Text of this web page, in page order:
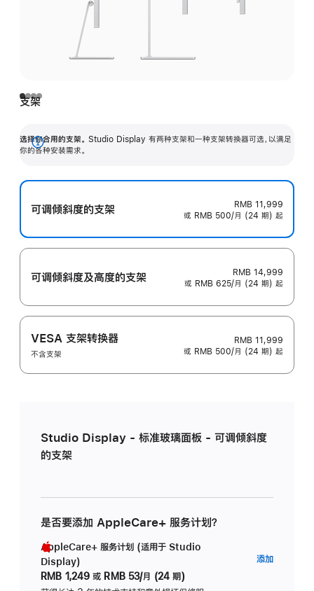
支架
选择你合用的支架。 Studio Display 有两种支架和一种支架转换器可选，以满足
你的各种安装需求。
展
可调倾斜度的支架
RMB 11,999
或 RMB 500/月 (24 期) 起
可调倾斜度及高‍度的支‍架
RMB 14,999
或 RMB 625/月 (24 期) 起
VESA 支架转换器
不含支架
RMB 11,999
或 RMB 500/月 (24 期) 起
Studio Display - 标准玻璃面板 - 可调倾斜度
的支架
是否要添加 AppleCare+ 服务计划？
AppleCare+ 服务计划 (适用于 Studio
Display)
RMB 1,249 或 RMB 53/月 (24 期)
添加